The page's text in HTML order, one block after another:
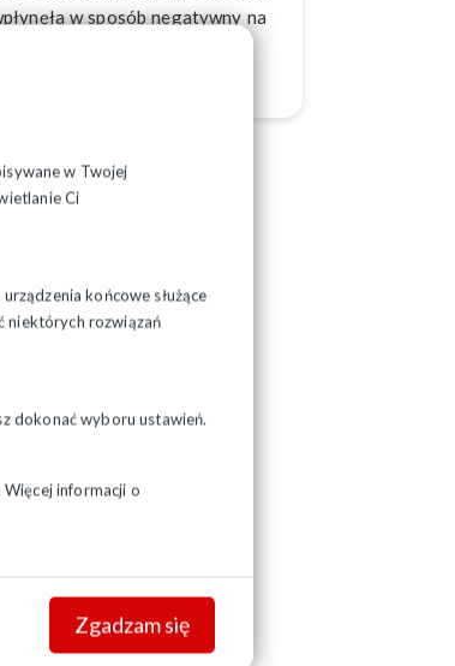
w Twojej
Ci
końcowe służące
niektórych rozwiązań
dokonać wyboru ustawień.
informacji o
Zgadzam się
w sposób negatywny na